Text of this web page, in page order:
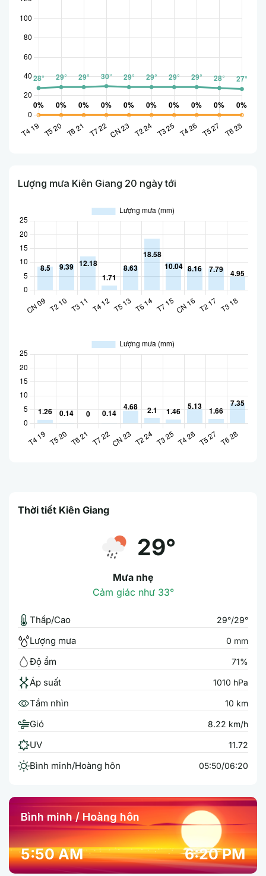
Lượng mưa Kiên Giang 20 ngày tới
Thời tiết Kiên Giang
29°
Mưa nhẹ
Cảm giác như 33°
Thấp/Cao 29°/29°
Lượng mưa 0 mm
Độ ẩm 71%
Áp suất 1010 hPa
Tầm nhìn 10 km
Gió 8.22 km/h
UV 11.72
Bình minh/Hoàng hôn 05:50/06:20
Bình minh / Hoàng hôn
5:50 AM 6:20 PM